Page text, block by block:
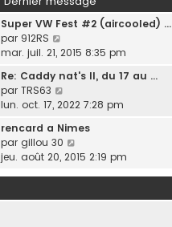
e
s
s
a
g
r
m
e
s
g
r
n
e
r
e
s
a
g
e
l
e
e
n
e
r
m
e
a
Super VW Fest #2 (aircooled) …
par 912RS
o
r
l
e
d
e
mar. juil. 21, 2015 8:35 pm
Re: Caddy nat's II, du 17 au …
par TRS63
o
r
e
d
lun. oct. 17, 2022 7:28 pm
rencard a Nimes
par gillou 30
o
l
jeu. août 20, 2015 2:19 pm